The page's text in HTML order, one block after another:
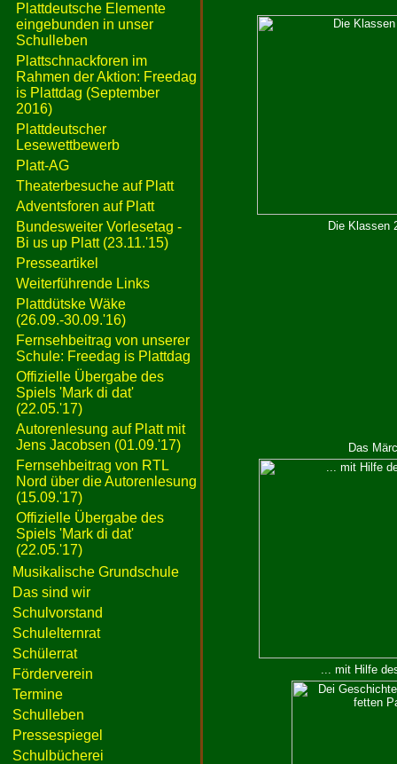
Plattdeutsche Elemente
eingebunden in unser
Schulleben
Plattschnackforen im
Rahmen der Aktion: Freedag
is Plattdag (September
2016)
Plattdeutscher
Lesewettbewerb
Platt-AG
Theaterbesuche auf Platt
Adventsforen auf Platt
Bundesweiter Vorlesetag -
Bi us up Platt (23.11.'15)
Presseartikel
Weiterführende Links
Plattdütske Wäke
(26.09.-30.09.'16)
Fernsehbeitrag von unserer
Schule: Freedag is Plattdag
Offizielle Übergabe des
Spiels 'Mark di dat'
(22.05.'17)
Autorenlesung auf Platt mit
Jens Jacobsen (01.09.'17)
Fernsehbeitrag von RTL
Nord über die Autorenlesung
(15.09.'17)
Offizielle Übergabe des
Spiels 'Mark di dat'
(22.05.'17)
Musikalische Grundschule
Das sind wir
Schulvorstand
Schulelternrat
Schülerrat
Förderverein
Termine
Schulleben
Pressespiegel
Schulbücherei
Die Klassen
Das
... mit Hilfe